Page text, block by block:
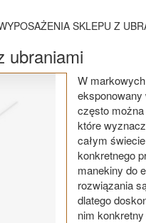
SKLEPU Z
ubraniami
W
często
które
całym
konkretnego
manekiny do
rozwiązania
dlatego
nim